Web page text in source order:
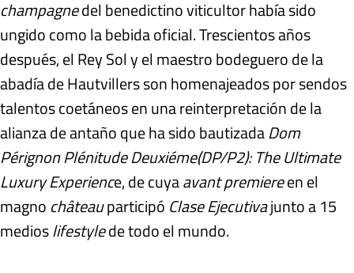
champagnedel benedictino viticultor había sido
ungido como la bebida oficial. Trescientos años
después, el Rey Sol y el maestro bodeguero de la
abadía de Hautvillers son homenajeados por sendos
talentos coetáneos en una reinterpretación de la
alianza de antaño que ha sido bautizadaDom
Pérignon Plénitude Deuxiéme(DP/P2): The Ultimate
LuxuryExperience, de cuyaavant premiereen el
magno châteauparticipó Clase Ejecutivajunto a 15
medioslifestylede todo el mundo.